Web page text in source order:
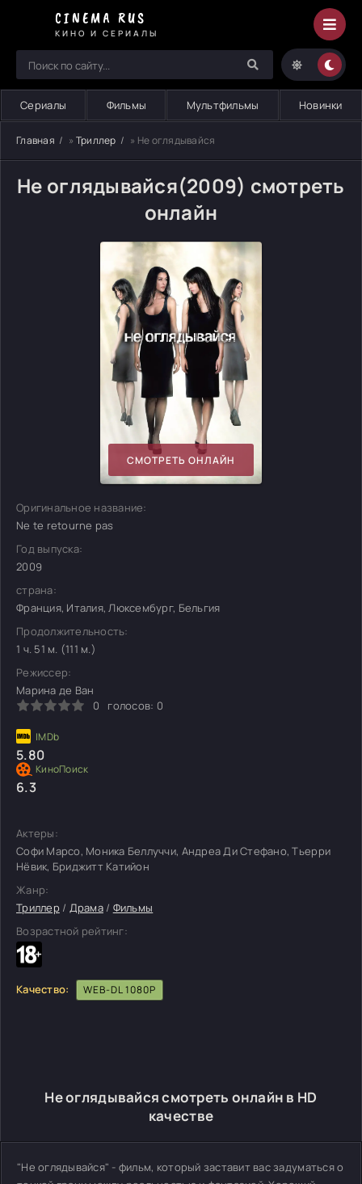
CINEMA RUS
КИНО И СЕРИАЛЫ
Сериалы Фильмы Мультфильмы Новинки
Главная » Триллер » Не оглядывайся
Не оглядывайся(2009) смотреть
онлайн
СМОТРЕТЬ ОНЛАЙН
Оригинальное название:
Ne te retourne pas
Год выпуска:
2009
страна:
Франция, Италия, Люксембург, Бельгия
Продолжительность:
1 ч. 51 м. (111 м.)
Режиссер:
Марина де Ван
0
голосов: 0
5.80
6.3
Актеры:
Софи Марсо, Моника Беллуччи, Андреа Ди Стефано, Тьерри
Нёвик, Бриджитт Катийон
Жанр:
Триллер/ Драма/ Фильмы
Возрастной рейтинг:
Качество: WEB-DL 1080P
Не оглядывайся смотреть онлайн в HD
качестве
"Не оглядывайся" - фильм, который заставит вас задуматься о